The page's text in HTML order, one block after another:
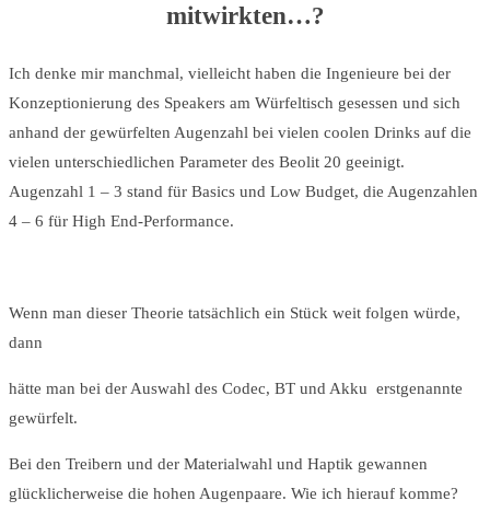
mitwirkten…?
Ich denke mir manchmal, vielleicht haben die Ingenieure bei der
Konzeptionierung des Speakers am Würfeltisch gesessen und sich
anhand der gewürfelten Augenzahl bei vielen coolen Drinks auf die
vielen unterschiedlichen Parameter des Beolit 20 geeinigt.
Augenzahl 1 – 3 stand für Basics und Low Budget, die Augenzahlen
4 – 6 für High End-Performance.
Wenn man dieser Theorie tatsächlich ein Stück weit folgen würde,
dann
hätte man bei der Auswahl des Codec, BT und Akku erstgenannte
gewürfelt.
Bei den Treibern und der Materialwahl und Haptik gewannen
glücklicherweise die hohen Augenpaare. Wie ich hierauf komme?